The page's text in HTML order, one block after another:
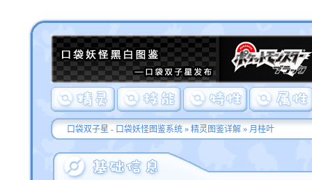
口袋双子星 - 口袋妖怪图鉴系统» 精灵图鉴详解» 月桂叶